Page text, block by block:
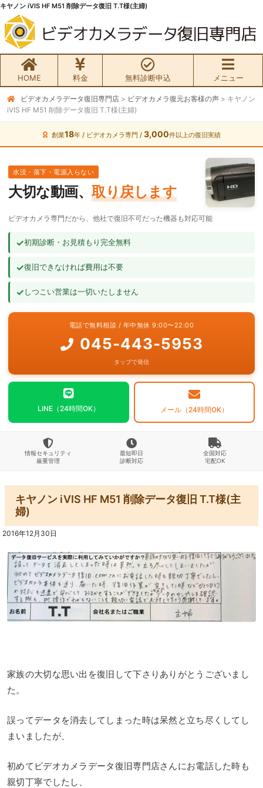
キヤノン iVIS HF M51 削除データ復旧 T.T様(主婦)
HOME 料金 無料診断申込 メニュー
無料初期診断お申込み
ビデオカメラ データ復旧HOME
料金・メニュー
サービスの流れ
よくあるご質問
ビデオカメラデータ復旧専門店 > ビデオカメラ復元お客様の声 > キヤノン
iVIS HF M51 削除データ復旧 T.T様(主婦)
創業18年 / ビデオカメラ専門 / 3,000件以上の復旧実績
水没・落下・電源入らない
大切な動画、 取り戻します
ビデオカメラ専門だから、他社で復旧不可だった機器も対応可能
✓初期診断・お見積もり完全無料
✓復旧できなければ費用は不要
✓しつこい営業は一切いたしません
電話で無料相談 / 年中無休 9:00〜22:00
045-443-5953
タップで発信
LINE（24時間OK） メール（24時間OK）
情報セキュリティ
厳重管理
最短即日
診断対応
全国対応
宅配OK
キヤノン iVIS HF M51 削除データ復旧 T.T様(主
婦)
2016年12月30日
家族の大切な思い出を復旧して下さりありがとうございまし
た。
誤ってデータを消去してしまった時は呆然と立ち尽くしてし
まいましたが、
初めてビデオカメラデータ復旧専門店さんにお電話した時も
親切丁寧でしたし、